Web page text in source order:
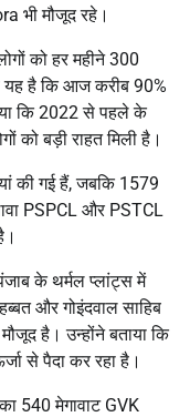
भी मौजूद रहे।
को हर महीने 300
यह है कि आज करीब 90%
कि 2022 से पहले के
को बड़ी राहत मिली है।
की गई हैं, जबकि 1579
PSPCL और PSTCL
के थर्मल प्लांट्स में
और गोइंदवाल साहिब
है। उन्होंने बताया कि
से पैदा कर रहा है।
540 मेगावाट GVK